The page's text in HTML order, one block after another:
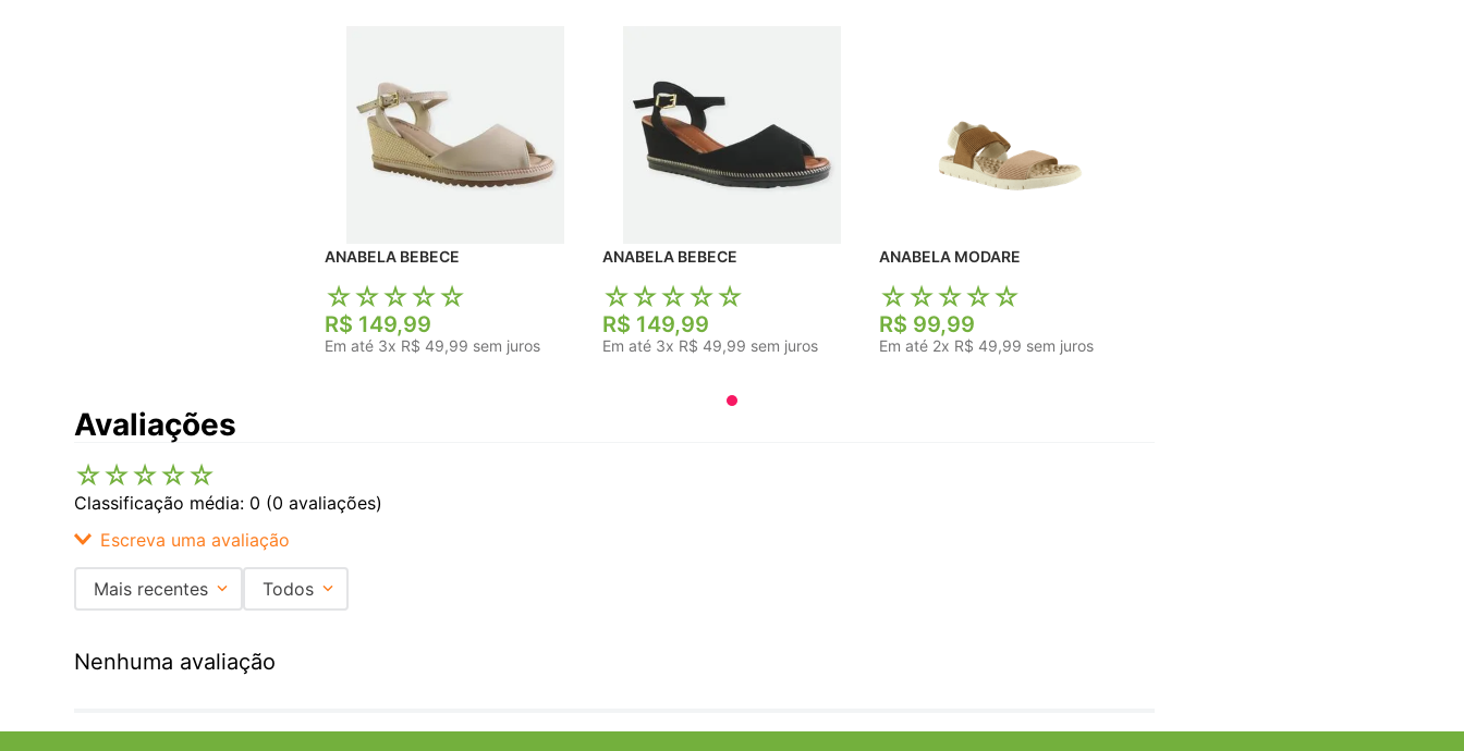
ANABELA BEBECE
☆☆☆☆☆
R$ 149,99
Em até 3x R$ 49,99 sem juros
ANABELA BEBECE
☆☆☆☆☆
R$ 149,99
Em até 3x R$ 49,99 sem juros
ANABELA MODARE
☆☆☆☆☆
R$ 99,99
Em até 2x R$ 49,99 sem juros
Avaliações
☆☆☆☆☆
Classificação média: 0 (0 avaliações)
Escreva uma avaliação
Título
Mais recentes Todos
Nenhuma avaliação